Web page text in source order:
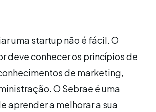
uma startup não é fácil. O
deve conhecer os princípios de
de marketing,
O Sebrae é uma
aprender a melhorar a sua